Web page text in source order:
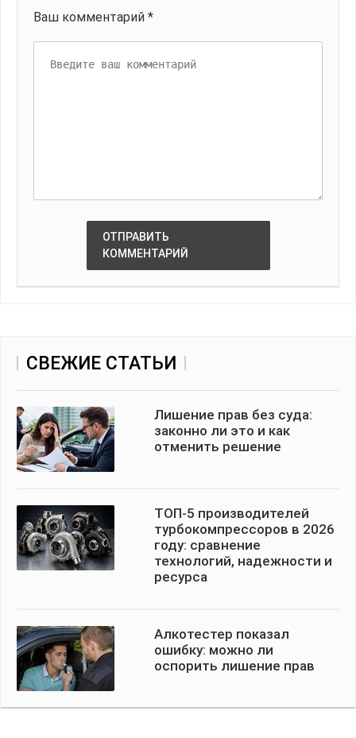
Ваш комментарий *
ОТПРАВИТЬ
КОММЕНТАРИЙ
СВЕЖИЕ СТАТЬИ
Лишение прав без суда:
законно ли это и как
отменить решение
ТОП-5 производителей
турбокомпрессоров в 2026
году: сравнение
технологий, надежности и
ресурса
Алкотестер показал
ошибку: можно ли
оспорить лишение прав